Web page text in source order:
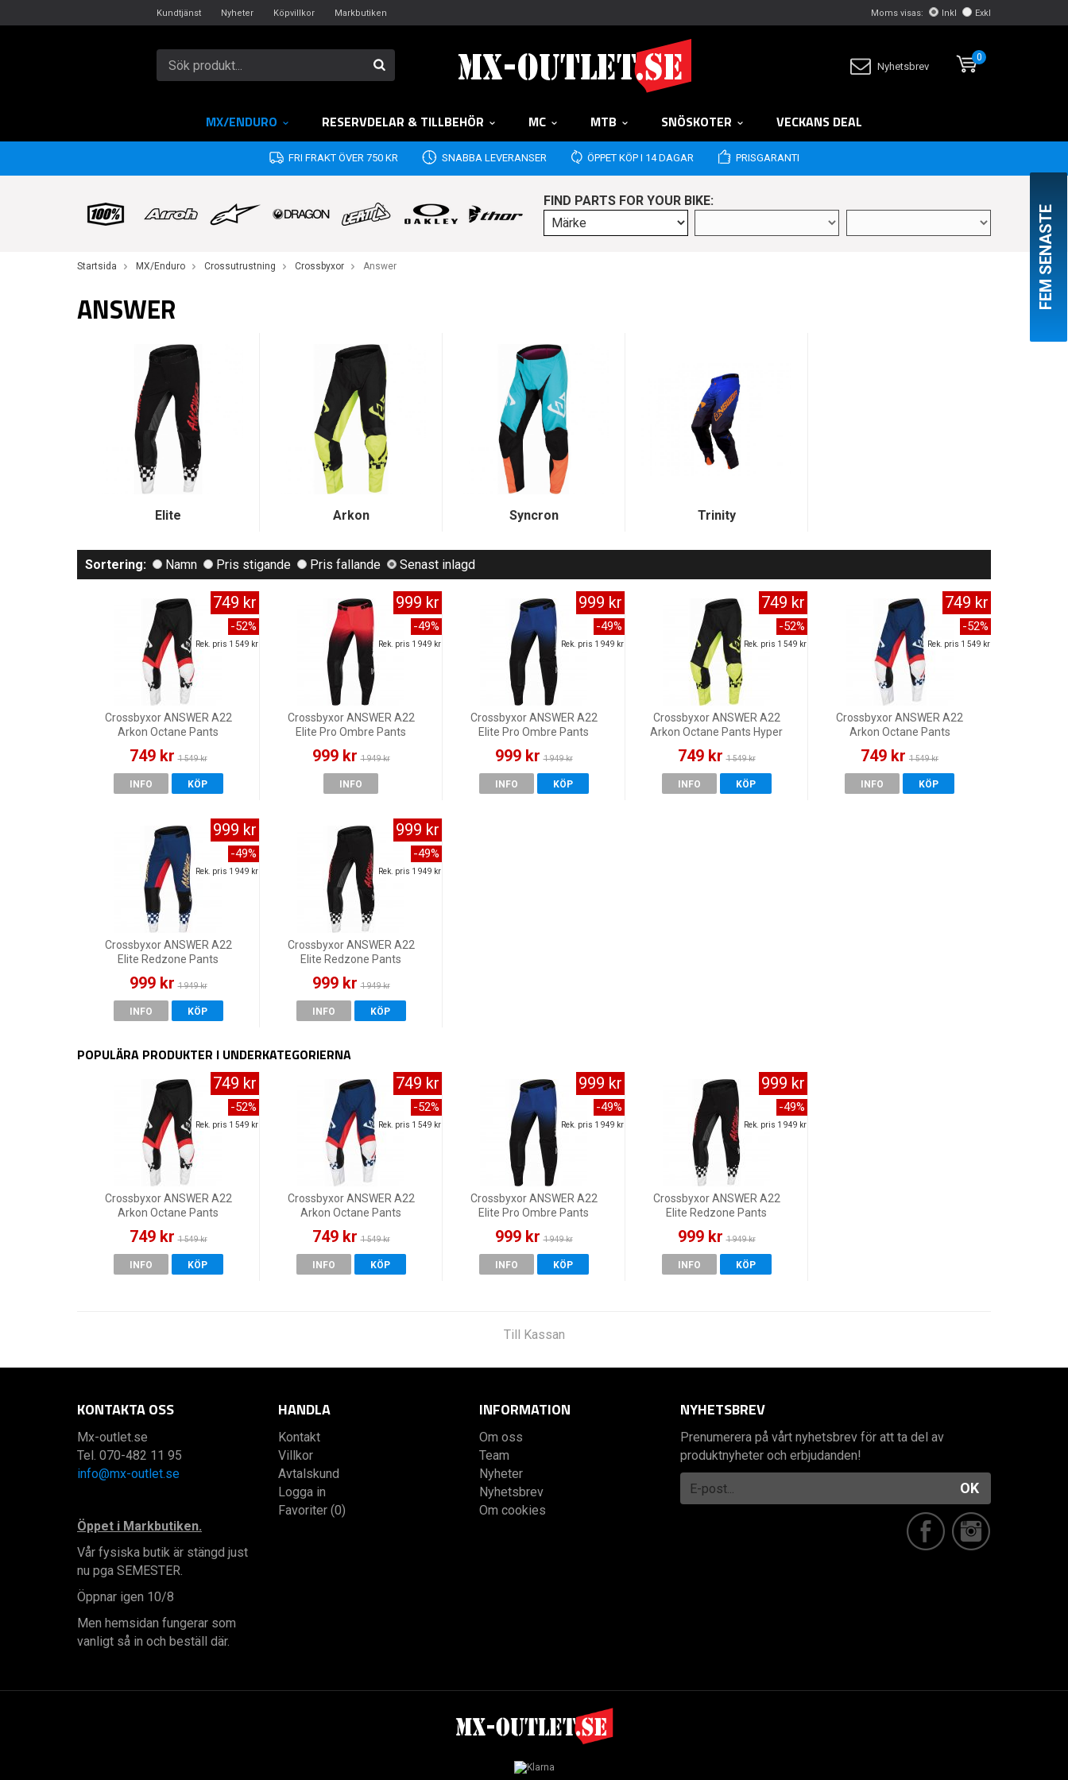
Kundtjänst Nyheter Köpvillkor Markbutiken Moms visas: Inkl Exkl
Nyhetsbrev
0
MX/ENDURO RESERVDELAR & TILLBEHÖR MC MTB SNÖSKOTER VECKANS DEAL
FRI FRAKT ÖVER 750 KR SNABBA LEVERANSER ÖPPET KÖP I 14 DAGAR PRISGARANTI
FIND PARTS FOR YOUR BIKE:
Startsida MX/Enduro Crossutrustning Crossbyxor Answer
ANSWER
Elite Arkon Syncron Trinity
Sortering: Namn Pris stigande Pris fallande Senast inlagd
Crossbyxor ANSWER A22
Arkon Octane Pants
749 kr 1 549 kr
749 kr
-52%
Rek. pris 1 549 kr
INFO KÖP
Crossbyxor ANSWER A22
Elite Pro Ombre Pants
999 kr 1 949 kr
999 kr
-49%
Rek. pris 1 949 kr
INFO
Crossbyxor ANSWER A22
Elite Pro Ombre Pants
999 kr 1 949 kr
999 kr
-49%
Rek. pris 1 949 kr
INFO KÖP
Crossbyxor ANSWER A22
Arkon Octane Pants Hyper
749 kr 1 549 kr
749 kr
-52%
Rek. pris 1 549 kr
INFO KÖP
Crossbyxor ANSWER A22
Arkon Octane Pants
749 kr 1 549 kr
749 kr
-52%
Rek. pris 1 549 kr
INFO KÖP
Crossbyxor ANSWER A22
Elite Redzone Pants
999 kr 1 949 kr
999 kr
-49%
Rek. pris 1 949 kr
INFO KÖP
Crossbyxor ANSWER A22
Elite Redzone Pants
999 kr 1 949 kr
999 kr
-49%
Rek. pris 1 949 kr
INFO KÖP
POPULÄRA PRODUKTER I UNDERKATEGORIERNA
Crossbyxor ANSWER A22
Arkon Octane Pants
749 kr 1 549 kr
749 kr
-52%
Rek. pris 1 549 kr
INFO KÖP
Crossbyxor ANSWER A22
Arkon Octane Pants
749 kr 1 549 kr
749 kr
-52%
Rek. pris 1 549 kr
INFO KÖP
Crossbyxor ANSWER A22
Elite Pro Ombre Pants
999 kr 1 949 kr
999 kr
-49%
Rek. pris 1 949 kr
INFO KÖP
Crossbyxor ANSWER A22
Elite Redzone Pants
999 kr 1 949 kr
999 kr
-49%
Rek. pris 1 949 kr
INFO KÖP
Till Kassan
FEM SENASTE
KONTAKTA OSS
Mx-outlet.se
Tel. 070-482 11 95
info@mx-outlet.se
Öppet i Markbutiken.
Vår fysiska butik är stängd just
nu pga SEMESTER.
Öppnar igen 10/8
Men hemsidan fungerar som
vanligt så in och beställ där.
HANDLA
Kontakt
Villkor
Avtalskund
Logga in
Favoriter (0)
INFORMATION
Om oss
Team
Nyheter
Nyhetsbrev
Om cookies
NYHETSBREV
Prenumerera på vårt nyhetsbrev för att ta del av
produktnyheter och erbjudanden!
OK